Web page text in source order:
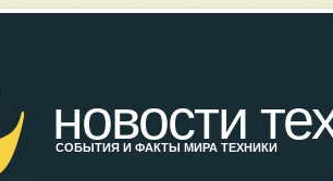
новости
СОБЫТИЯ И ФАКТЫ МИРА ТЕХНИКИ